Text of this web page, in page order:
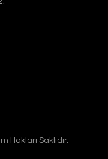
Hakları Saklıdır.